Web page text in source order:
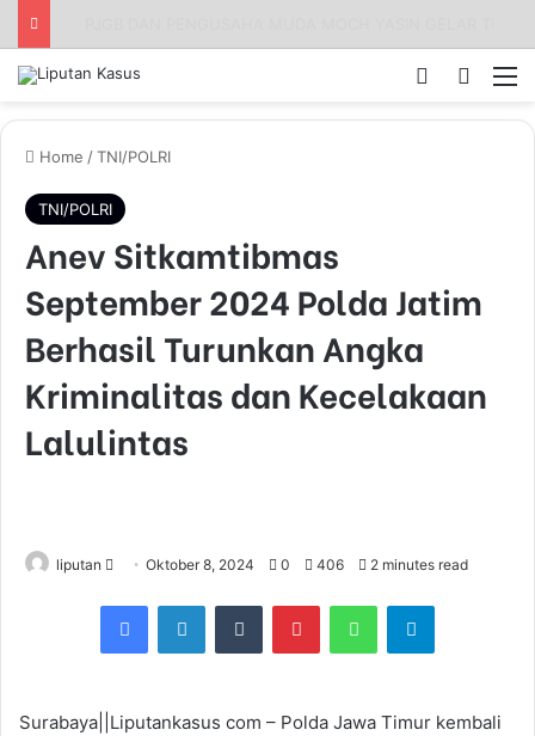
Log In
Home /TNI/POLRI
TNI/POLRI
Anev Sitkamtibmas
September 2024 Polda Jatim
Berhasil Turunkan Angka
Kriminalitas dan Kecelakaan
Lalulintas
liputan
n
d
Oktober 8, 2024 0 406 2 minutes read
Surabaya||Liputankasus com – Polda Jawa Timur kembali